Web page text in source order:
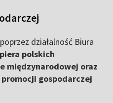
działalność Biura
polskich
międzynarodowej oraz
gospodarczej